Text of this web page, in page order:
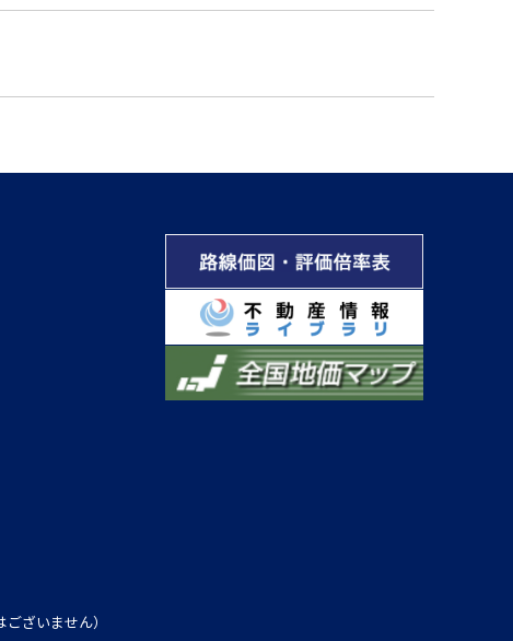
ざいません）